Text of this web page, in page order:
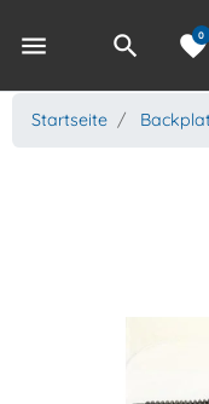
menu search favorite
0
Startseite